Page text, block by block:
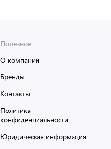
Полезное
О компании
Бренды
Контакты
Политика
конфиденциальности
Юридическая информация